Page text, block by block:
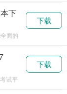
下
面的
下载
试平
下载